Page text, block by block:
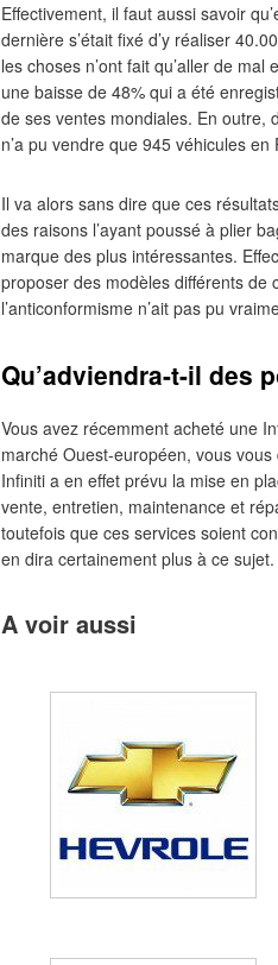
Effectivement, il faut aussi savoir
dernière s’était fixé d’y réaliser
les choses n’ont fait qu’aller de
une baisse de 48% qui a été
de ses ventes mondiales. En outre,
n’a pu vendre que 945 véhicules
Il va alors sans dire que ces
des raisons l’ayant poussé à plier
marque des plus intéressantes.
proposer des modèles différents
l’anticonformisme n’ait pas pu
Qu’adviendra-t-il des
Vous avez récemment acheté une
marché Ouest-européen, vous
Infiniti a en effet prévu la mise en
vente, entretien, maintenance et
toutefois que ces services soient
en dira certainement plus à ce sujet.
A voir aussi